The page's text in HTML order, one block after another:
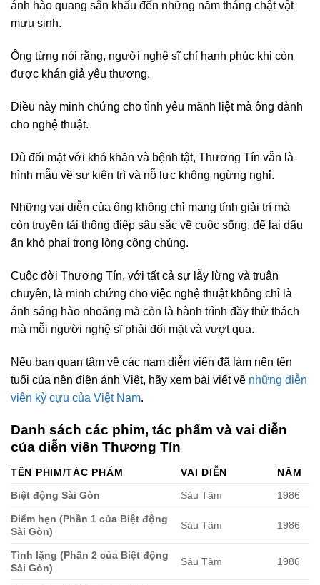
ánh hào quang sân khấu đến những năm tháng chật vật
mưu sinh.
Ông từng nói rằng, người nghệ sĩ chỉ hạnh phúc khi còn
được khán giả yêu thương.
Điều này minh chứng cho tình yêu mãnh liệt mà ông dành
cho nghệ thuật.
Dù đối mặt với khó khăn và bệnh tật, Thương Tín vẫn là
hình mẫu về sự kiên trì và nỗ lực không ngừng nghỉ.
Những vai diễn của ông không chỉ mang tính giải trí mà
còn truyền tải thông điệp sâu sắc về cuộc sống, để lại dấu
ấn khó phai trong lòng công chúng.
Cuộc đời Thương Tín, với tất cả sự lẫy lừng và truân
chuyên, là minh chứng cho việc nghệ thuật không chỉ là
ánh sáng hào nhoáng mà còn là hành trình đầy thử thách
mà mỗi người nghệ sĩ phải đối mặt và vượt qua.
Nếu bạn quan tâm về các nam diễn viên đã làm nên tên
tuổi của nền điện ảnh Việt, hãy xem bài viết về những diễn
viên kỳ cựu của Việt Nam.
Danh sách các phim, tác phẩm và vai diễn
của diễn viên Thương Tín
TÊN PHIM/TÁC PHẨM VAI DIỄN
NĂM
Biệt động Sài Gòn
Sáu Tâm 1986
Điểm hẹn (Phần 1 của Biệt động
Sài Gòn)
Sáu Tâm 1986
Tình lặng (Phần 2 của Biệt động
Sài Gòn)
Sáu Tâm 1986